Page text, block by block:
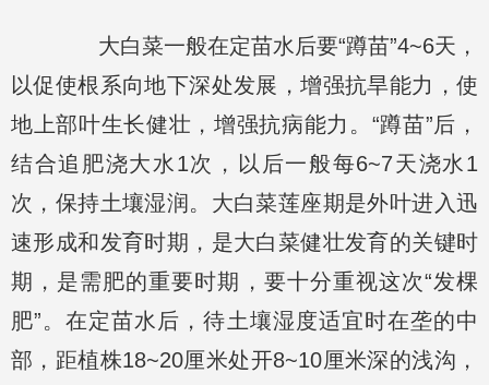
大白菜一般在定苗水后要“蹲苗”4~6天，
以促使根系向地下深处发展，增强抗旱能力，使
地上部叶生长健壮，增强抗病能力。“蹲苗”后，
结合追肥浇大水1次，以后一般每6~7天浇水1
次，保持土壤湿润。大白菜莲座期是外叶进入迅
速形成和发育时期，是大白菜健壮发育的关键时
期，是需肥的重要时期，要十分重视这次“发棵
肥”。在定苗水后，待土壤湿度适宜时在垄的中
部，距植株18~20厘米处开8~10厘米深的浅沟，